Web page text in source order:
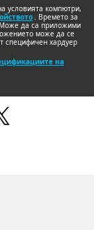
условията компютри,
. Времето за
Може да са приложими
може да се
специфичен хардуер
на